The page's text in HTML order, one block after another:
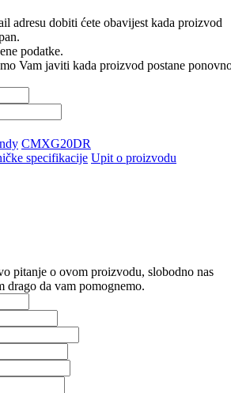
adresu dobiti ćete obavijest kada proizvod
podatke.
Vam javiti kada proizvod postane
CMXG20DR
specifikacije Upit o proizvodu
pitanje o ovom proizvodu, slobodno nas
drago da vam pomognemo.